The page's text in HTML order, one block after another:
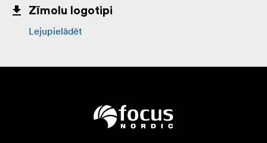
Zīmolu logotipi
Lejupielādēt